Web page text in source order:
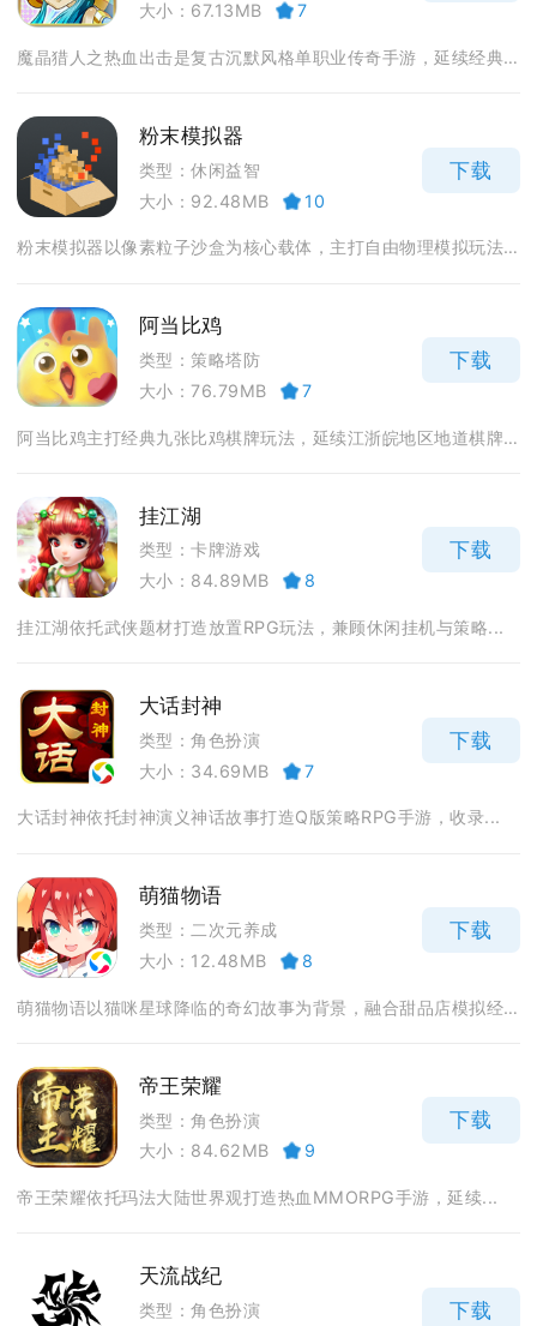
大小：67.13MB 7
魔晶猎人之热血出击是复古沉默风格单职业传奇手游，延续经典...
粉末模拟器
类型：休闲益智
大小：92.48MB
10
下载
粉末模拟器以像素粒子沙盒为核心载体，主打自由物理模拟玩法...
阿当比鸡
类型：策略塔防
大小：76.79MB
7
下载
阿当比鸡主打经典九张比鸡棋牌玩法，延续江浙皖地区地道棋牌...
挂江湖
类型：卡牌游戏
大小：84.89MB
8
下载
挂江湖依托武侠题材打造放置RPG玩法，兼顾休闲挂机与策略...
大话封神
类型：角色扮演
大小：34.69MB
7
下载
大话封神依托封神演义神话故事打造Q版策略RPG手游，收录...
萌猫物语
类型：二次元养成
大小：12.48MB
8
下载
萌猫物语以猫咪星球降临的奇幻故事为背景，融合甜品店模拟经...
帝王荣耀
类型：角色扮演
大小：84.62MB
9
下载
帝王荣耀依托玛法大陆世界观打造热血MMORPG手游，延续...
天流战纪
类型：角色扮演
下载